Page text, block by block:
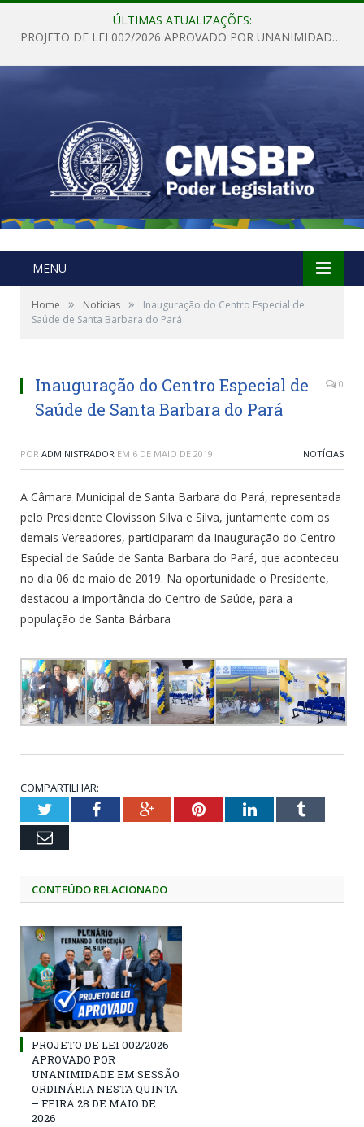
ÚLTIMAS ATUALIZAÇÕES:
PROJETO DE LEI 002/2026 APROVADO POR UNANIMIDADE EM SESSÃO ORDINÁRIA NESTA QUINTA – FEIRA 28 DE MAIO DE 2026
MENU
Home » Notícias »
Inauguração do Centro Especial de
Saúde de Santa Barbara do Pará
Inauguração do Centro Especial de
Saúde de Santa Barbara do Pará
0
POR ADMINISTRADOR EM 6 DE MAIO DE 2019 NOTÍCIAS
A Câmara Municipal de Santa Barbara do Pará, representada
pelo Presidente Clovisson Silva e Silva, juntamente com os
demais Vereadores, participaram da Inauguração do Centro
Especial de Saúde de Santa Barbara do Pará, que aconteceu
no dia 06 de maio de 2019. Na oportunidade o Presidente,
destacou a importância do Centro de Saúde, para a
população de Santa Bárbara
COMPARTILHAR:
TwitterFacebookGoogle+PinterestLinkedInTumblr
Email
CONTEÚDO RELACIONADO
PROJETO DE LEI 002/2026
APROVADO POR
UNANIMIDADE EM SESSÃO
ORDINÁRIA NESTA QUINTA
– FEIRA 28 DE MAIO DE
2026